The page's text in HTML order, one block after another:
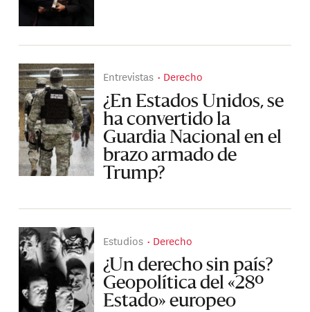
Entrevistas Derecho
¿En Estados Unidos, se
ha convertido la
Guardia Nacional en el
brazo armado de
Trump?
Estudios Derecho
¿Un derecho sin país?
Geopolítica del «28º
Estado» europeo